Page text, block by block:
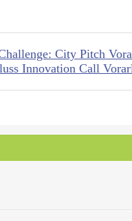
City Pitch
Innovation Call